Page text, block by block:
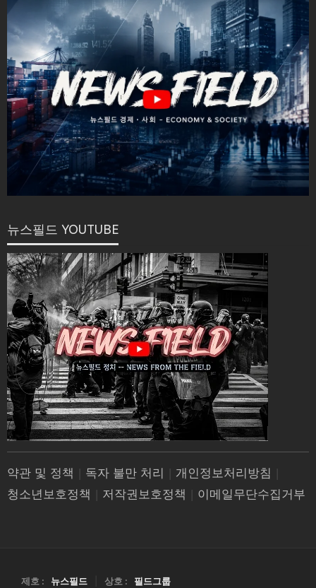
뉴스필드 YOUTUBE
약관 및 정책 | 독자 불만 처리 | 개인정보처리방침 |
청소년보호정책 | 저작권보호정책 | 이메일무단수집거부
제호 : 뉴스필드 상호 : 필드그룹